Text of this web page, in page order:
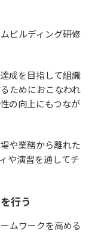
ビルディング研修
成を目指して組織
ためにおこなわれ
の向上にもつなが
や業務から離れた
や演習を通してチ
行う
ムワークを高める